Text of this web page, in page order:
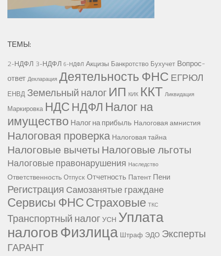
ТЕМЫ:
2-НДФЛ 3-НДФЛ 6-НДФЛ Акцизы Банкротство Бухучет Вопрос-
ответ Декларация Деятельность ФНС ЕГРЮЛ
ЕНВД Земельный налог ИП КИК ККТ Ликвидация
Маркировка НДС НДФЛ Налог на
имущество Налог на прибыль Налоговая амнистия
Налоговая проверка Налоговая тайна
Налоговые вычетыНалоговые льготы
Налоговые правонарушения Наследство
Ответственность Отпуск Отчетность Патент Пени
Регистрация Самозанятые граждане
Сервисы ФНССтраховые ТКС
Транспортный налогУСН Уплата
налоговФизлица Штраф ЭДО Эксперты
ГАРАНТ